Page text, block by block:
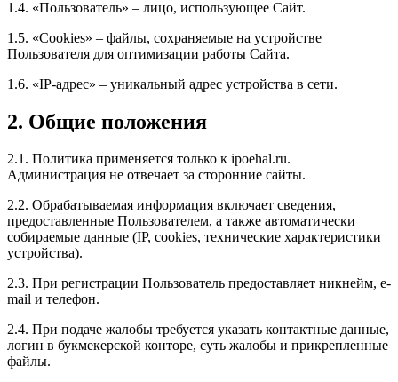
1.4. «Пользователь» – лицо, использующее Сайт.
1.5. «Cookies» – файлы, сохраняемые на устройстве
Пользователя для оптимизации работы Сайта.
1.6. «IP-адрес» – уникальный адрес устройства в сети.
2. Общие положения
2.1. Политика применяется только к ipoehal.ru.
Администрация не отвечает за сторонние сайты.
2.2. Обрабатываемая информация включает сведения,
предоставленные Пользователем, а также автоматически
собираемые данные (IP, cookies, технические характеристики
устройства).
2.3. При регистрации Пользователь предоставляет никнейм, e-
mail и телефон.
2.4. При подаче жалобы требуется указать контактные данные,
логин в букмекерской конторе, суть жалобы и прикрепленные
файлы.